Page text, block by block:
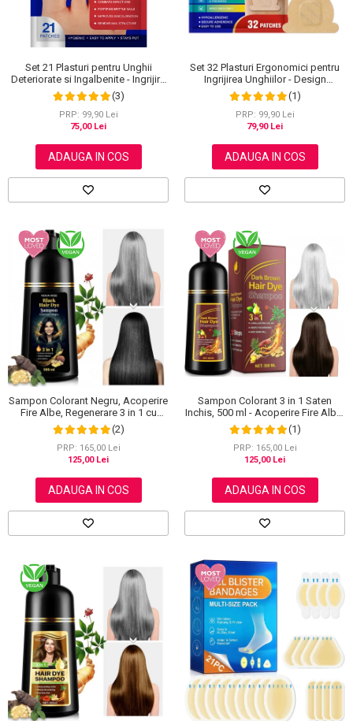
Set 21 Plasturi pentru Unghii
Deteriorate si Ingalbenite - Ingrijire
Nocturna si Protectie
(3)
PRP: 99,90 Lei
75,00 Lei
ADAUGA IN COS
Set 32 Plasturi Ergonomici pentru
Ingrijirea Unghiilor - Design
Adaptabil si Protectie Intensa
Nocturna
(1)
PRP: 99,90 Lei
79,90 Lei
ADAUGA IN COS
Sampon Colorant Negru, Acoperire
Fire Albe, Regenerare 3 in 1 cu
Ghimbir, 500 ml
(2)
PRP: 165,00 Lei
125,00 Lei
ADAUGA IN COS
Sampon Colorant 3 in 1 Saten
Inchis, 500 ml - Acoperire Fire Albe,
Hranire si Anti-Cadere
(1)
PRP: 165,00 Lei
125,00 Lei
ADAUGA IN COS